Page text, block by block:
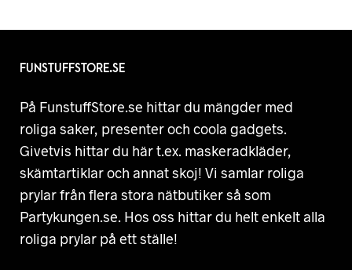
FUNSTUFFSTORE.SE
På FunstuffStore.se hittar du mängder med
roliga saker, presenter och coola gadgets.
Givetvis hittar du här t.ex. maskeradkläder,
skämtartiklar och annat skoj! Vi samlar roliga
prylar från flera stora nätbutiker så som
Partykungen.se. Hos oss hittar du helt enkelt alla
roliga prylar på ett ställe!